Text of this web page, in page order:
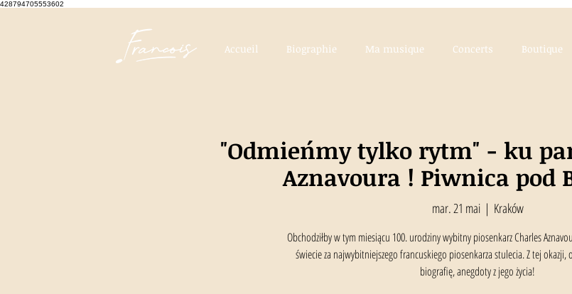
428794705553602
Accueil Biographie Ma musique Concerts Boutique
"Odmieńmy tylko rytm" - ku
Aznavoura ! Piwnica pod
mar. 21 mai
  |
Kraków
Obchodziłby w tym miesiącu 100. urodziny wybitny piosenkarz Charles
świecie za najwybitniejszego francuskiego piosenkarza stulecia. Z tej okazji,
biografię, anegdoty z jego życia!